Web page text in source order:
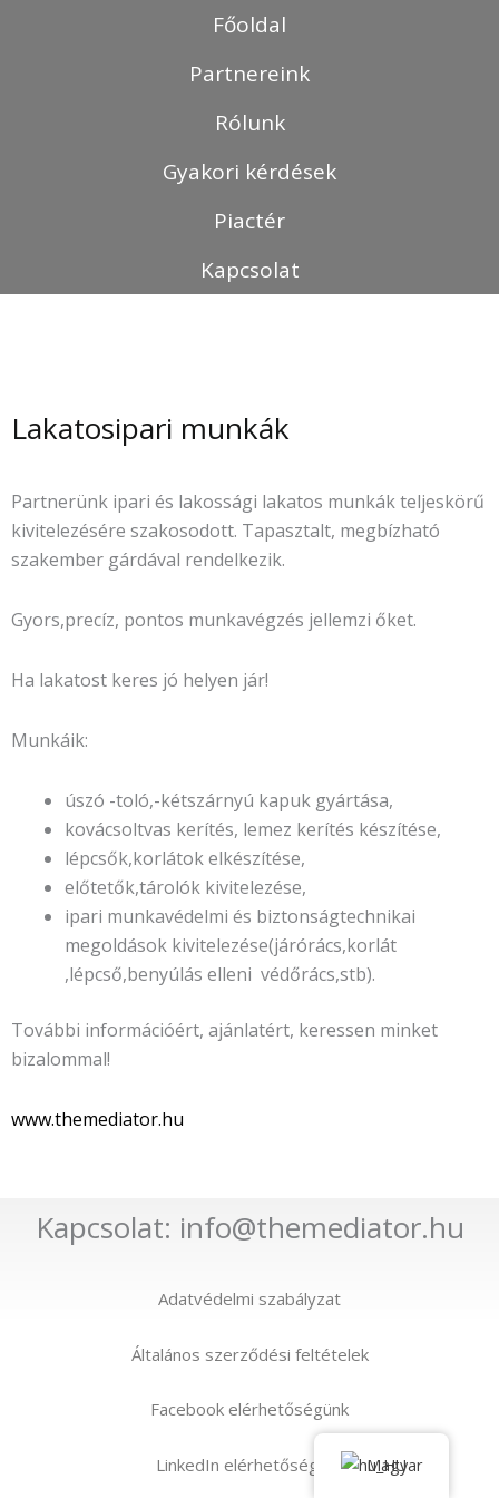
Főoldal
Partnereink
Rólunk
Gyakori kérdések
Piactér
Kapcsolat
Lakatosipari munkák
Partnerünk ipari és lakossági lakatos munkák teljeskörű
kivitelezésére szakosodott. Tapasztalt, megbízható
szakember gárdával rendelkezik.
Gyors,precíz, pontos munkavégzés jellemzi őket.
Ha lakatost keres jó helyen jár!
Munkáik:
úszó -toló,-kétszárnyú kapuk gyártása,
kovácsoltvas kerítés, lemez kerítés készítése,
lépcsők,korlátok elkészítése,
előtetők,tárolók kivitelezése,
ipari munkavédelmi és biztonságtechnikai
megoldások kivitelezése(járórács,korlát
,lépcső,benyúlás elleni védőrács,stb).
További információért, ajánlatért, keressen minket
bizalommal!
www.themediator.hu
Kapcsolat: info@themediator.hu
Adatvédelmi szabályzat
Általános szerződési feltételek
Facebook elérhetőségünk
LinkedIn elérhetőségünk Magyar